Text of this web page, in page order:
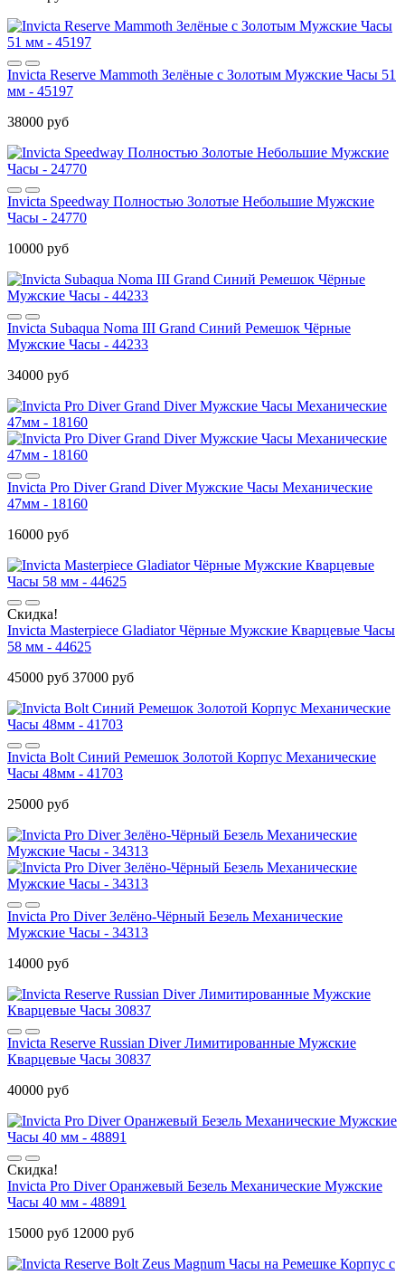
Invicta Reserve Mammoth Зелёные с Золотым Мужские Часы 51
мм - 45197
38000 руб
Invicta Speedway Полностью Золотые Небольшие Мужские
Часы - 24770
10000 руб
Invicta Subaqua Noma III Grand Синий Ремешок Чёрные
Мужские Часы - 44233
34000 руб
Invicta Pro Diver Grand Diver Мужские Часы Механические
47мм - 18160
16000 руб
Скидка!
Invicta Masterpiece Gladiator Чёрные Мужские Кварцевые Часы
58 мм - 44625
45000 руб 37000 руб
Invicta Bolt Синий Ремешок Золотой Корпус Механические
Часы 48мм - 41703
25000 руб
Invicta Pro Diver Зелёно-Чёрный Безель Механические
Мужские Часы - 34313
14000 руб
Invicta Reserve Russian Diver Лимитированные Мужские
Кварцевые Часы 30837
40000 руб
Скидка!
Invicta Pro Diver Оранжевый Безель Механические Мужские
Часы 40 мм - 48891
15000 руб 12000 руб